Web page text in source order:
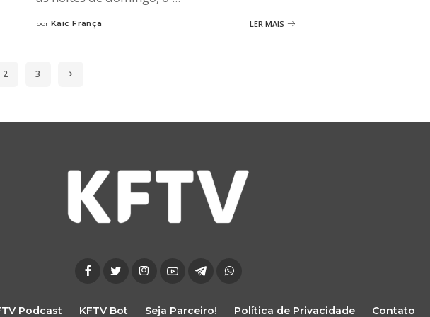
por Kaic França LER MAIS
2 3
Podcast KFTV Bot Seja Parceiro! Política de Privacidade Contato